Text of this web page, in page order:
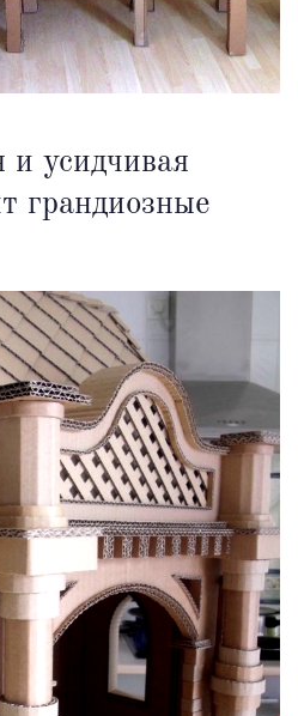
и усидчивая
грандиозные